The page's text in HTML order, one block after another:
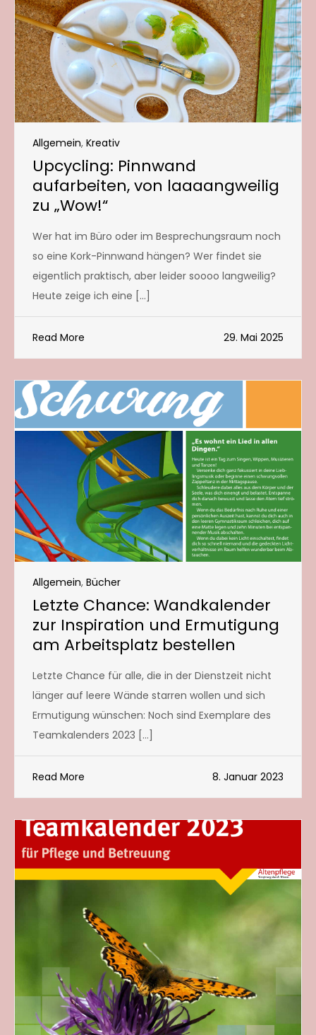
Allgemein, Kreativ
Upcycling: Pinnwand
aufarbeiten, von laaaangweilig
zu „Wow!“
Wer hat im Büro oder im Besprechungsraum noch
so eine Kork-Pinnwand hängen? Wer findet sie
eigentlich praktisch, aber leider soooo langweilig?
Heute zeige ich eine […]
Read More 29. Mai 2025
Allgemein, Bücher
Letzte Chance: Wandkalender
zur Inspiration und Ermutigung
am Arbeitsplatz bestellen
Letzte Chance für alle, die in der Dienstzeit nicht
länger auf leere Wände starren wollen und sich
Ermutigung wünschen: Noch sind Exemplare des
Teamkalenders 2023 […]
Read More 8. Januar 2023